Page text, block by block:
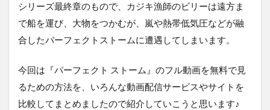
シリーズ最終章のもので、カジキ漁師のビリーは遠方ま
で船を運び、大物をつかむが、嵐や熱帯低気圧などが融
合したパーフェクトストームに遭遇してしまいます。
今回は『パーフェクト ストーム』のフル動画を無料で見
るための方法を、いろんな動画配信サービスやサイトを
比較してまとめましたので紹介していこうと思います♪